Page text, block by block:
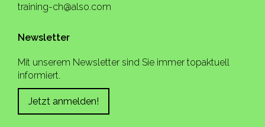
training-ch@also.com
Newsletter
Mit unserem Newsletter sind Sie immer topaktuell
informiert.
Jetzt anmelden!